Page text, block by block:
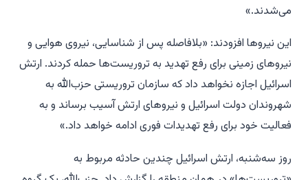
می‌شدند.»
این نیروها افزودند: «بلافاصله پس از شناسایی، نیروی هوایی و
نیروهای زمینی برای رفع تهدید به تروریست‌ها حمله کردند. ارتش
اسرائیل اجازه نخواهد داد که سازمان تروریستی حزب‌الله به
شهروندان دولت اسرائیل و نیروهای ارتش آسیب برساند و به
فعالیت خود برای رفع تهدیدات فوری ادامه خواهد داد.»
روز سه‌شنبه، ارتش اسرائیل چندین حادثه مربوط به